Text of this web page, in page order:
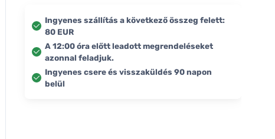
Ingyenes szállítás a következő összeg felett:
80 EUR
A 12:00 óra előtt leadott megrendeléseket
azonnal feladjuk.
Ingyenes csere és visszaküldés 90 napon
belül